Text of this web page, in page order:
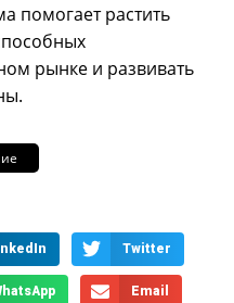
помогает растить
рынке и развивать
Twitter
Email